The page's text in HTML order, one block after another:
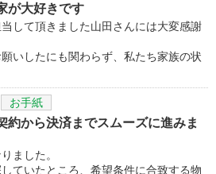
が大好きです
して頂きました山田さんには大変感謝
いしたにも関わらず、私たち家族の状
お手紙
約から決済までスムーズに進みま
ました。
ていたところ、希望条件に合致する物